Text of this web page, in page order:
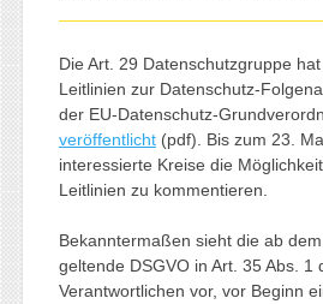
Die Art. 29 Datenschutzgruppe
Leitlinien zur Datenschutz-
der EU-Datenschutz-
veröffentlicht(pdf). Bis zum 23.
interessierte Kreise die
Leitlinien zu kommentieren.
Bekanntermaßen sieht die ab
geltende DSGVO in Art. 35 Abs. 1
Verantwortlichen vor, vor Beginn